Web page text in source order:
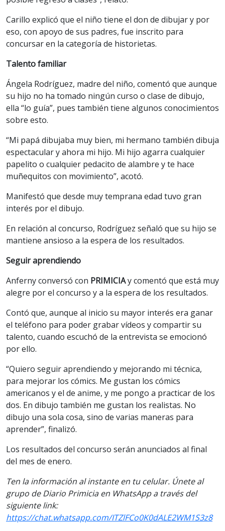
Carillo explicó que el niño tiene el don de dibujar y por
eso, con apoyo de sus padres, fue inscrito para
concursar en la categoría de historietas.
Talento familiar
Ángela Rodríguez, madre del niño, comentó que aunque
su hijo no ha tomado ningún curso o clase de dibujo,
ella “lo guía”, pues también tiene algunos conocimientos
sobre esto.
“Mi papá dibujaba muy bien, mi hermano también dibuja
espectacular y ahora mi hijo. Mi hijo agarra cualquier
papelito o cualquier pedacito de alambre y te hace
muñequitos con movimiento”, acotó.
Manifestó que desde muy temprana edad tuvo gran
interés por el dibujo.
En relación al concurso, Rodríguez señaló que su hijo se
mantiene ansioso a la espera de los resultados.
Seguir aprendiendo
Anferny conversó con PRIMICIAy comentó que está muy
alegre por el concurso y a la espera de los resultados.
Contó que, aunque al inicio su mayor interés era ganar
el teléfono para poder grabar vídeos y compartir su
talento, cuando escuchó de la entrevista se emocionó
por ello.
“Quiero seguir aprendiendo y mejorando mi técnica,
para mejorar los cómics. Me gustan los cómics
americanos y el de anime, y me pongo a practicar de los
dos. En dibujo también me gustan los realistas. No
dibujo una sola cosa, sino de varias maneras para
aprender”, finalizó.
Los resultados del concurso serán anunciados al final
del mes de enero.
Ten la información al instante en tu celular. Únete al
grupo de Diario Primicia en WhatsApp a través del
siguiente link:
https://chat.whatsapp.com/ITZlFCo0K0dALE2WM1S3z8